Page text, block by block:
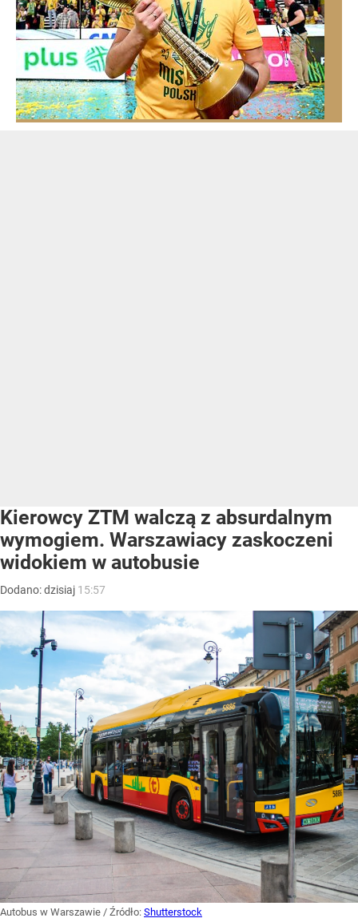
Kierowcy ZTM walczą z absurdalnym
wymogiem. Warszawiacy zaskoczeni
widokiem w autobusie
Dodano:dzisiaj 15:57
Autobus w Warszawie / Źródło: Shutterstock